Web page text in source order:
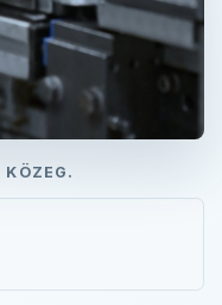
KÖZEG.